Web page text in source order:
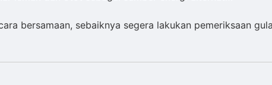
bersamaan, sebaiknya segera lakukan pemeriksaan